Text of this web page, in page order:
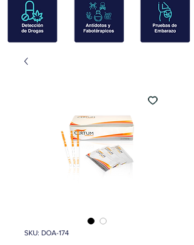
SKU: DOA-174